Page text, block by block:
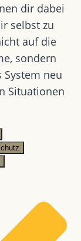
dir dabei
selbst zu
auf die
sondern
neu
Situationen